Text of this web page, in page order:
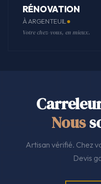
RÉNOVATION
À ARGENTEUIL
Votre chez-vous, en mieux.
Nous
Artisan vérifié. Chez
Devis